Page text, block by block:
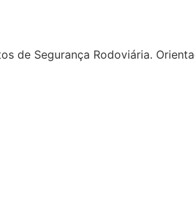
de Segurança Rodoviária.